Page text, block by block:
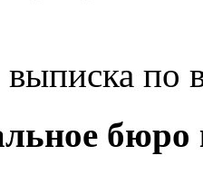
выписка
бюро